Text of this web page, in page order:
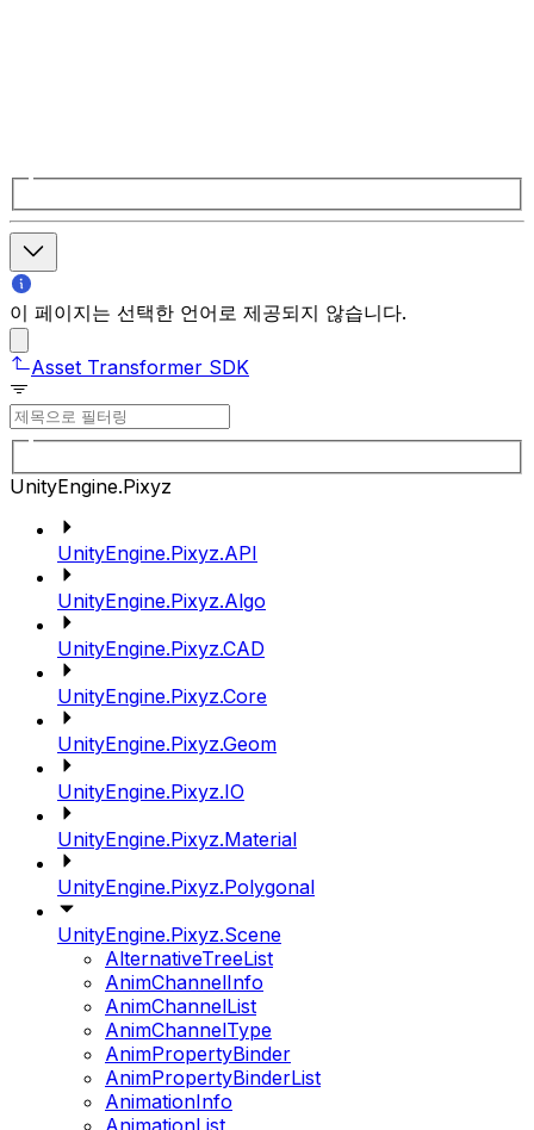
이 페이지는 선택한 언어로 제공되지 않습니다.
Asset Transformer SDK
UnityEngine.Pixyz
UnityEngine.Pixyz.API
UnityEngine.Pixyz.Algo
UnityEngine.Pixyz.CAD
UnityEngine.Pixyz.Core
UnityEngine.Pixyz.Geom
UnityEngine.Pixyz.IO
UnityEngine.Pixyz.Material
UnityEngine.Pixyz.Polygonal
UnityEngine.Pixyz.Scene
AlternativeTreeList
AnimChannelInfo
AnimChannelList
AnimChannelType
AnimPropertyBinder
AnimPropertyBinderList
AnimationInfo
AnimationList